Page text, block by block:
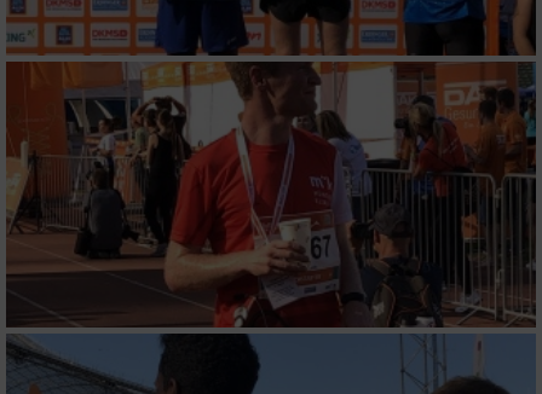
Partnerliste anzeigen (1 IAB-Anbieter)
Wir nutzen Ihre Daten für folgende Zwecke:
IAB-Verarbeitungszwecke:
Speichern von oder Zugriff auf Informationen
auf einem Endgerät
Verwendung reduzierter Daten zur Auswahl
von Werbeanzeigen
Erstellung von Profilen für personalisierte
Verwendung von Profilen zur Auswahl
personalisierter Werbung